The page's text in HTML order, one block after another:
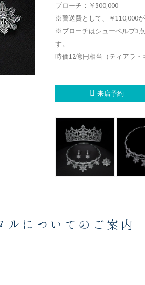
ブローチ：￥300,000
※警送費として、￥110,000が
※ブローチはシューペルブ3
す。
時価12億円相当（ティアラ・
来店予約
ルについてのご案内